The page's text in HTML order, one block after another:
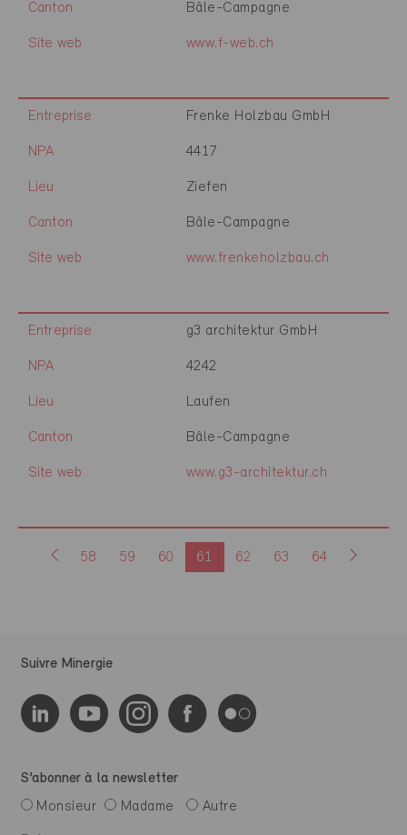
Canton Bâle-Campagne
Site web www.f-web.ch
Entreprise Frenke Holzbau GmbH
NPA 4417
Lieu Ziefen
Canton Bâle-Campagne
Site web www.frenkeholzbau.ch
Entreprise g3 architektur GmbH
NPA 4242
Lieu Laufen
Canton Bâle-Campagne
Site web www.g3-architektur.ch
58 59 60 61 62 63 64
Suivre Minergie
S’abonner à la newsletter
Monsieur
Madame Autre